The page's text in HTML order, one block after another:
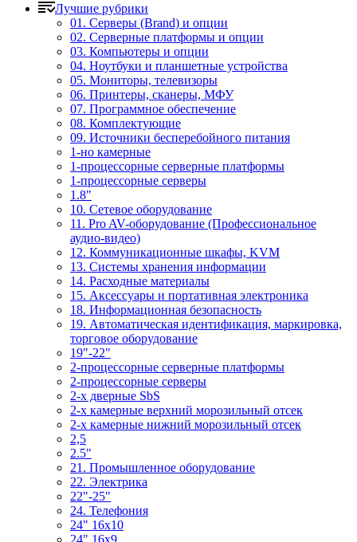
Лучшие рубрики
01. Серверы (Brand) и опции
02. Серверные платформы и опции
03. Компьютеры и опции
04. Ноутбуки и планшетные устройства
05. Мониторы, телевизоры
06. Принтеры, сканеры, МФУ
07. Программное обеспечение
08. Комплектующие
09. Источники бесперебойного питания
1-но камерные
1-процессорные серверные платформы
1-процессорные серверы
1.8"
10. Сетевое оборудование
11. Pro AV-оборудование (Профессиональное
аудио-видео)
12. Коммуникационные шкафы, KVM
13. Системы хранения информации
14. Расходные материалы
15. Аксессуары и портативная электроника
18. Информационная безопасность
19. Автоматическая идентификация, маркировка,
торговое оборудование
19"-22"
2-процессорные серверные платформы
2-процессорные серверы
2-х дверные SbS
2-х камерные верхний морозильный отсек
2-х камерные нижний морозильный отсек
2,5
2.5"
21. Промышленное оборудование
22. Электрика
22"-25"
24. Телефония
24" 16x10
24" 16x9